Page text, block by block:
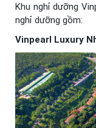
Khu nghỉ dưỡng
nghỉ dưỡng gồm:
Vinpearl Luxury